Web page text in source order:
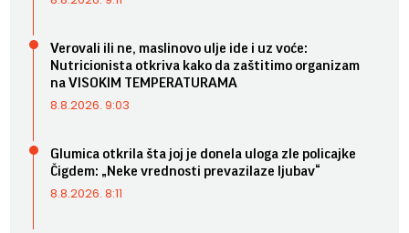
Verovali ili ne, maslinovo ulje ide i uz voće:
Nutricionista otkriva kako da zaštitimo organizam
na VISOKIM TEMPERATURAMA
8.8.2026. 9:03
Glumica otkrila šta joj je donela uloga zle policajke
Čigdem: „Neke vrednosti prevazilaze ljubav“
8.8.2026. 8:11